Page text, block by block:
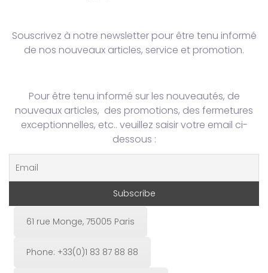
Souscrivez à notre newsletter pour être tenu informé
de nos nouveaux articles, service et promotion.
Pour être tenu informé sur les nouveautés, de
nouveaux articles, des promotions, des fermetures
exceptionnelles, etc.. veuillez saisir votre email ci-
dessous :
61 rue Monge, 75005 Paris
Phone: +33(0)1 83 87 88 88